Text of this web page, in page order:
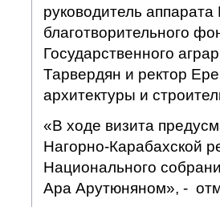
руководитель
благотворительного
Государственного
Тарвердян и ректор
архитектуры и
«В ходе визита
Нагорно-Карабахской
Национального
Ара Арутюняном», -